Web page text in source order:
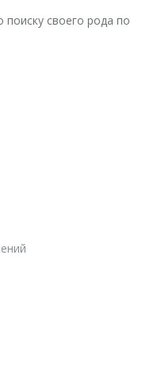
поиску своего рода по